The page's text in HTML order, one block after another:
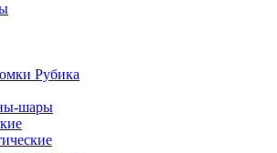
Рубика
шары